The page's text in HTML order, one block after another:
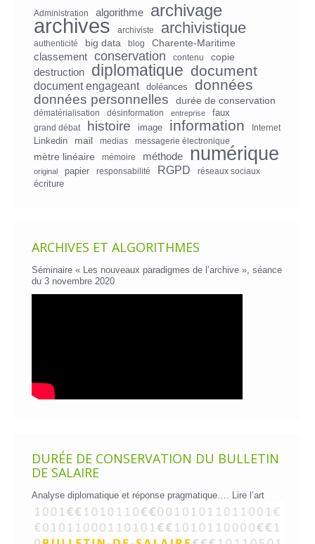
Administration algorithme archivage
archives archiviste archivistique
authenticité big data blog
Charente-Maritime
classement
conservation contenu
copie
destruction
diplomatique document
document engageant doléances données
données personnelles durée de conservation
dématérialisation désinformation entreprise faux
grand débat histoire image information Internet
Linkedin mail medias messagerie électronique
mètre linéaire mémoire méthode numérique
original papier responsabilité RGPD réseaux sociaux
écriture
ARCHIVES ET ALGORITHMES
Séminaire « Les nouveaux paradigmes de l’archive », séance
du 3 novembre 2020
DURÉE DE CONSERVATION DU BULLETIN
DE SALAIRE
Analyse diplomatique et réponse pragmatique…. Lire l’art